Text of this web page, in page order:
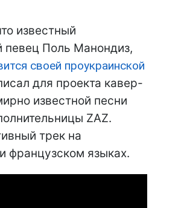
известный
певец Поль Манондиз,
своей проукраинской
для проекта кавер-
известной песни
ZAZ.
трек на
французском языках.